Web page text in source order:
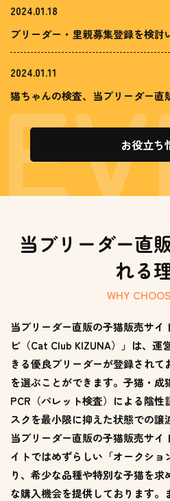
2024.01.18
ブリーダー・里親募集登録を検討
2024.01.11
猫ちゃんの検査、当ブリーダー直
お役立ち
当ブリーダー直
れる
WHY
当ブリーダー直販の子猫販売サイ
ビ（Cat Club KIZUNA）」は、運
きる優良ブリーダーが登録され
を選ぶことができます。子猫・成
PCR（パレット検査）による陰性
スクを最小限に抑えた状態での譲
当ブリーダー直販の子猫販売サイ
イトではめずらしい「オークショ
り、希少な品種や特別な子猫を
な購入機会を提供しております。